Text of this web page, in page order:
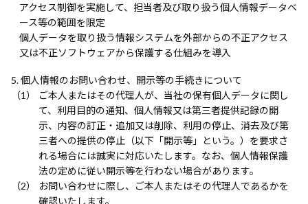
アクセス制御を実施して、担当者及び取り扱う個人情報データベ
ース等の範囲を限定
個人データを取り扱う情報システムを外部からの不正アクセス
又は不正ソフトウェアから保護する仕組みを導入
個人情報のお問い合わせ、開示等の手続きについて
ご本人またはその代理人が、当社の保有個人データに関し
て、利用目的の通知、個人情報又は第三者提供記録の開
示、内容の訂正・追加又は削除、利用の停止、消去及び第
三者への提供の停止（以下「開示等」という。）を要求さ
れる場合には誠実に対応いたします。なお、個人情報保護
法の定めに従い開示等を行わない場合があります。
お問い合わせに際し、ご本人またはその代理人であるかを
確認いたします。